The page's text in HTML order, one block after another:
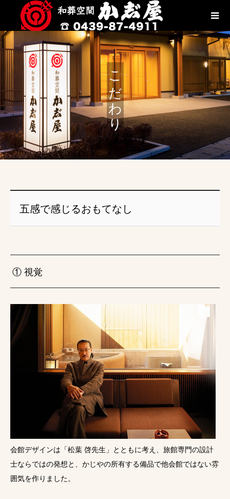
こだわり
五感で感じるおもてなし
① 視覚
会館デザインは「松葉 啓先生」とともに考え、旅館専門の設計
士ならではの発想と、かじやの所有する備品で他会館ではない雰
囲気を作りました。